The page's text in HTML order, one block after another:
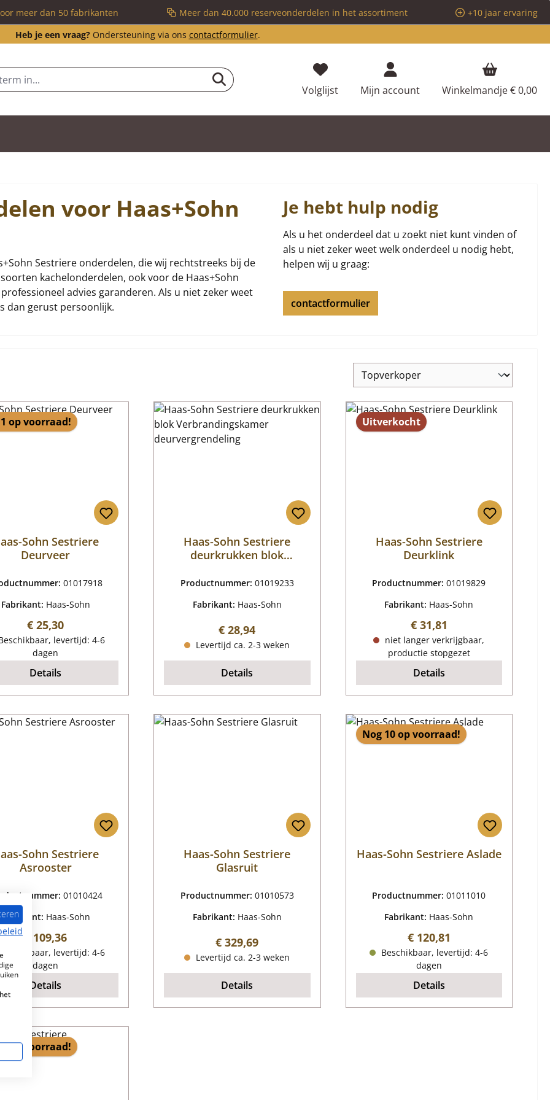
meer dan 50 fabrikanten Meer dan 40.000 reserveonderdelen in het assortiment
+10 jaar ervaring
Heb je een vraag?Ondersteuning via ons contactformulier.
VolglijstJe hebt 0 items op je verlanglijstje
Mijn account Winkelmandje€ 0,00
voor Haas+Sohn
Sestriere onderdelen, die wij rechtstreeks bij de
kachelonderdelen, ook voor de Haas+Sohn
advies garanderen. Als u niet zeker weet
dan gerust persoonlijk.
Je hebt hulp nodig
Als u het onderdeel dat u zoekt niet kunt vinden of
als u niet zeker weet welk onderdeel u nodig hebt,
helpen wij u graag:
contactformulier
op voorraad!
Sohn Sestriere
Deurveer
01017918
Fabrikant: Haas-Sohn
Normale prijs:
€ 25,30
levertijd: 4-6
dagen
Details
Haas-Sohn Sestriere
deurkrukken blok
deurvergrendeling
Productnummer: 01019233
Fabrikant: Haas-Sohn
Normale prijs:
€ 28,94
Levertijd ca. 2-3 weken
Details
Uitverkocht
Haas-Sohn Sestriere
Deurklink
Productnummer:01019829
Fabrikant: Haas-Sohn
Normale prijs:
€ 31,81
niet langer verkrijgbaar,
productie stopgezet
Details
Sohn Sestriere
Asrooster
01010424
Fabrikant: Haas-Sohn
Normale prijs:
€ 109,36
levertijd: 4-6
dagen
Details
Haas-Sohn Sestriere
Glasruit
Productnummer: 01010573
Fabrikant: Haas-Sohn
Normale prijs:
€ 329,69
Levertijd ca. 2-3 weken
Details
Nog 10 op voorraad!
Haas-Sohn Sestriere Aslade
Productnummer:01011010
Fabrikant: Haas-Sohn
Normale prijs:
€ 120,81
Beschikbaar, levertijd: 4-6
dagen
Details
op voorraad!